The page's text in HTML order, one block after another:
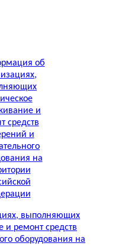
выполняющих
и ремонт средств
оборудования на